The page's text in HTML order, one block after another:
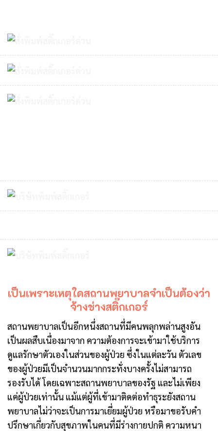
เป็นเพราะเหตุใดสถานพยาบาลจำเป็นต้องว่า
จ้างช่างสติ๊กเกอร์
สถานพยาบาลเป็นอีกหนึ่งสถานที่มีคนพลุกพล่านสูงอัน
เป็นผลสืบเนื่องมาจาก ความต้องการจะเข้ามาใช้บริการ
ดูแลรักษาตัวเองในส่วนของผู้ป่วย ซึ่งในแต่ละวัน ตัวเลข
ของผู้ป่วยมีเป็นจำนวนมากกระทั่งบางครั้งไม่สามารถ
รองรับได้ โดยเฉพาะสถานพยาบาลของรัฐ และไม่เพียง
แค่ผู้ป่วยเท่านั้น แม้แต่ผู้ที่เข้ามาติดต่อทำธุระยังสถาน
พยาบาลไม่ว่าจะเป็นการมาเยี่ยมผู้ป่วย หรือมาขอรับคำ
ปรึกษาเกี่ยวกับสุขภาพในคนที่มีร่างกายปกติ ความหนา